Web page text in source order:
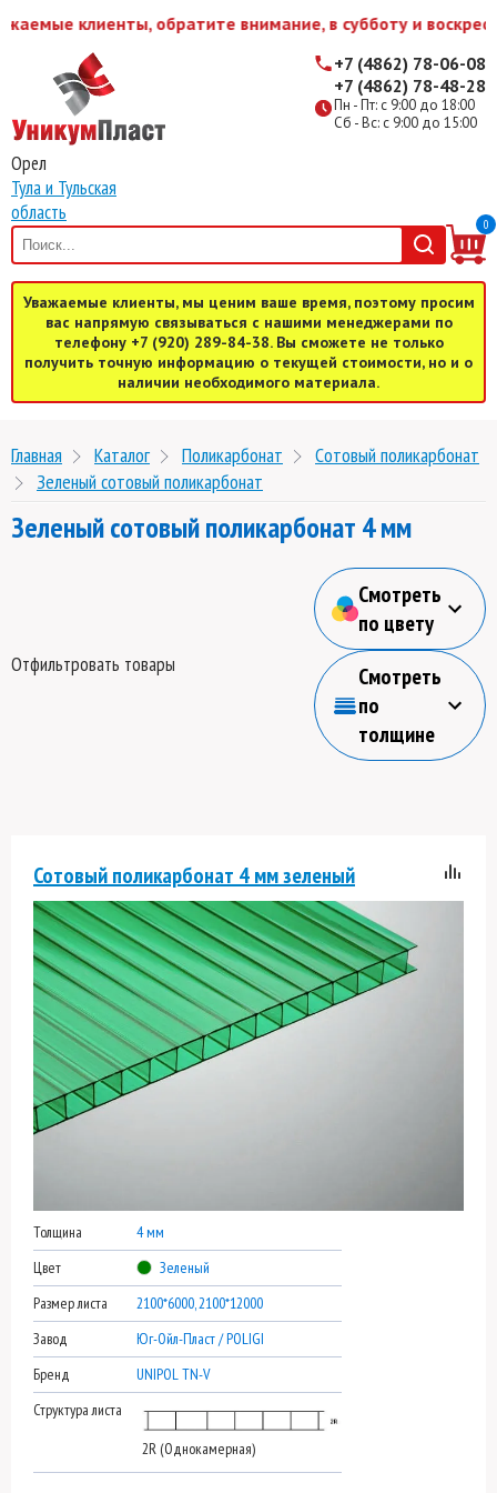
клиенты, обратите внимание, в субботу и
Орел
Тула и Тульская
область
Пн - Пт: с 9:00 до 18:00
Сб - Вс: с 9:00 до 15:00
+7 (4862) 78-06-08
+7 (4862) 78-48-28
0
Уважаемые клиенты, мы ценим ваше время, поэтому просим
вас напрямую связываться с нашими менеджерами по
телефону +7 (920) 289-84-38. Вы сможете не только
получить точную информацию о текущей стоимости, но и о
наличии необходимого материала.
Главная Каталог Поликарбонат
Cотовый поликарбонат
Зеленый сотовый поликарбонат
Зеленый сотовый поликарбонат 4 мм
Отфильтровать товары
Смотреть
по цвету
Смотреть
по
толщине
Сотовый поликарбонат 4 мм зеленый
Толщина
4 мм
Цвет
Зеленый
Размер листа
2100*6000, 2100*12000
Завод
Юг-Ойл-Пласт / POLIGI
Бренд
UNIPOL TN-V
Структура листа
2R (Однокамерная)